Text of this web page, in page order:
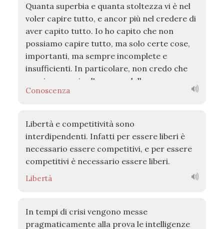
metodo, la conoscenza degli organismi può
essere solo emotiva, irrazionale,
riduzionista, riduttiva, superficiale,
tendenziosa, fallace o inconcludente.
Quanta superbia e quanta stoltezza vi è nel
voler capire tutto, e ancor più nel credere di
aver capito tutto. Io ho capito che non
possiamo capire tutto, ma solo certe cose,
importanti, ma sempre incomplete e
insufficienti. In particolare, non credo che
possiamo capire l'essenza delle cose, ma
solo alcune relazioni e interazioni tra le
effetto.
Conoscenza
Libertà e competitività sono
interdipendenti. Infatti per essere liberi è
necessario essere competitivi, e per essere
competitivi è necessario essere liberi.
Libertà
In tempi di crisi vengono messe
pragmaticamente alla prova le intelligenze